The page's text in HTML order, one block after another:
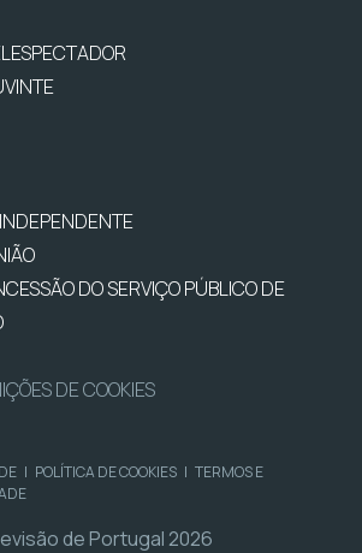
DO SERVIÇO PÚBLICO DE
DE COOKIES
| POLÍTICA DE COOKIES | TERMOS E
de Portugal 2026